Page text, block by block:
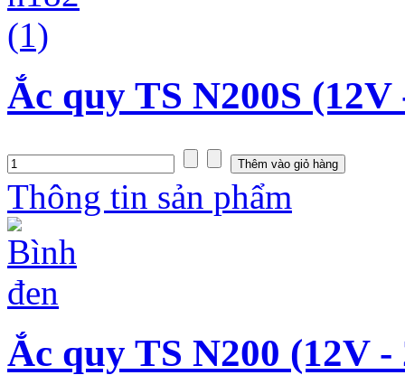
Ắc quy TS N200S (12V
Thông tin sản phẩm
Ắc quy TS N200 (12V -